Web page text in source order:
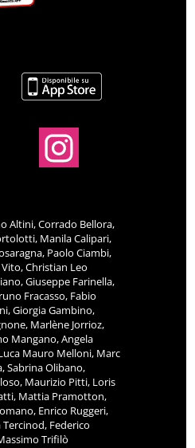
Altini, Corrado Bellora,
Manila Calipari,
Paolo Ciambi,
Christian Leo
Giuseppe Farinella,
Fracasso, Fabio
Giorgia Gambino,
Marlène Jorrioz,
Mangano, Angela
Mauro Melloni, Marc
Sabrina Olibano,
Maurizio Pitti, Loris
Mattia Pramotton,
Enrico Ruggeri,
Tercinod, Federico
Trifilò